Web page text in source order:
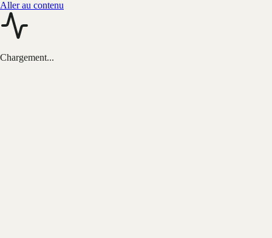
Aller au contenu
Chargement...